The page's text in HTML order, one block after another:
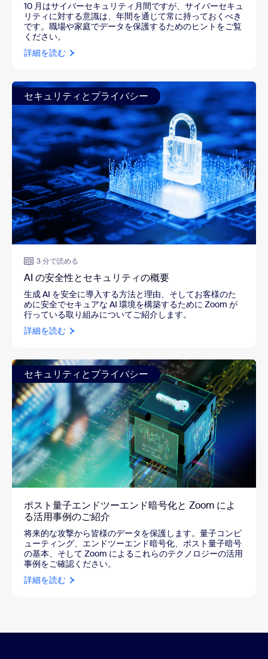
10 月はサイバーセキュリティ月間ですが、サイバーセキュ
リティに対する意識は、年間を通じて常に持っておくべき
です。職場や家庭でデータを保護するためのヒントをご覧
ください。
詳細を読む
セキュリティとプライバシー
3 分で読める
AI の安全性とセキュリティの概要
生成 AI を安全に導入する方法と理由、そしてお客様のた
めに安全でセキュアな AI 環境を構築するために Zoom が
行っている取り組みについてご紹介します。
詳細を読む
セキュリティとプライバシー
ポスト量子エンドツーエンド暗号化と Zoom によ
る活用事例のご紹介
将来的な攻撃から皆様のデータを保護します。量子コンピ
ューティング、エンドツーエンド暗号化、ポスト量子暗号
の基本、そして Zoom によるこれらのテクノロジーの活用
事例をご確認ください。
詳細を読む